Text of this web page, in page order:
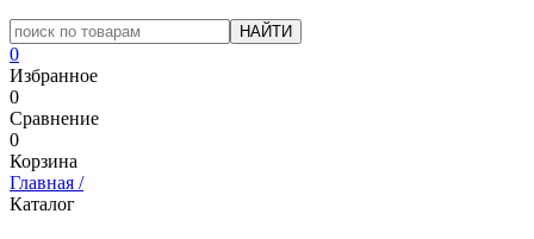
0
Избранное
0
Сравнение
0
Корзина
Главная /
Каталог